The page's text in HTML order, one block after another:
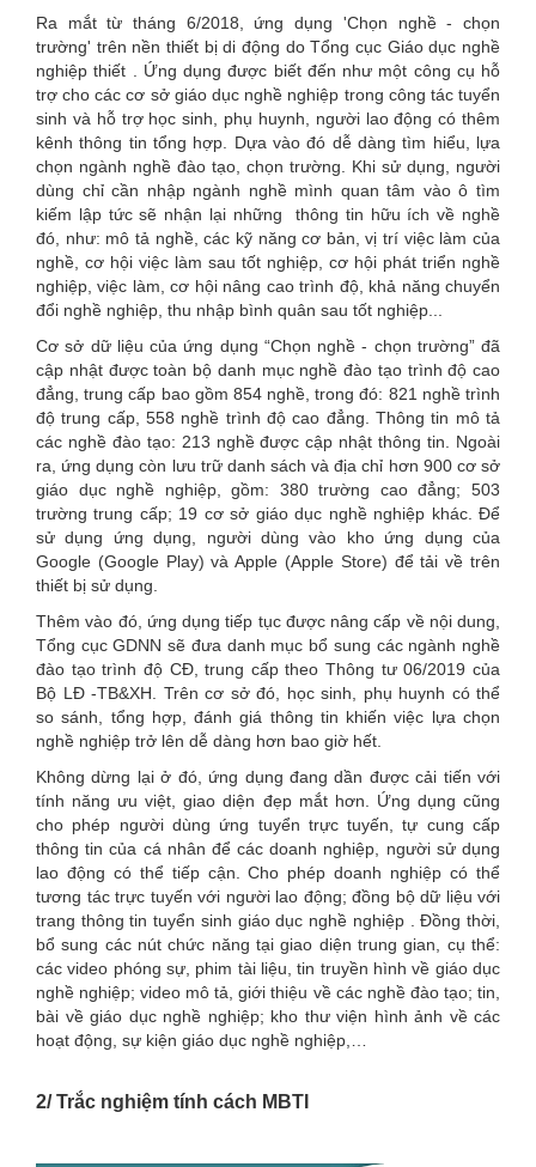
Ra mắt từ tháng 6/2018, ứng dụng 'Chọn nghề - chọn
trường' trên nền thiết bị di động do Tổng cục Giáo dục nghề
nghiệp thiết . Ứng dụng được biết đến như một công cụ hỗ
trợ cho các cơ sở giáo dục nghề nghiệp trong công tác tuyển
sinh và hỗ trợ học sinh, phụ huynh, người lao động có thêm
kênh thông tin tổng hợp. Dựa vào đó dễ dàng tìm hiểu, lựa
chọn ngành nghề đào tạo, chọn trường. Khi sử dụng, người
dùng chỉ cần nhập ngành nghề mình quan tâm vào ô tìm
kiếm lập tức sẽ nhận lại những thông tin hữu ích về nghề
đó, như: mô tả nghề, các kỹ năng cơ bản, vị trí việc làm của
nghề, cơ hội việc làm sau tốt nghiệp, cơ hội phát triển nghề
nghiệp, việc làm, cơ hội nâng cao trình độ, khả năng chuyển
đổi nghề nghiệp, thu nhập bình quân sau tốt nghiệp...
Cơ sở dữ liệu của ứng dụng “Chọn nghề - chọn trường” đã
cập nhật được toàn bộ danh mục nghề đào tạo trình độ cao
đẳng, trung cấp bao gồm 854 nghề, trong đó: 821 nghề trình
độ trung cấp, 558 nghề trình độ cao đẳng. Thông tin mô tả
các nghề đào tạo: 213 nghề được cập nhật thông tin. Ngoài
ra, ứng dụng còn lưu trữ danh sách và địa chỉ hơn 900 cơ sở
giáo dục nghề nghiệp, gồm: 380 trường cao đẳng; 503
trường trung cấp; 19 cơ sở giáo dục nghề nghiệp khác. Để
sử dụng ứng dụng, người dùng vào kho ứng dụng của
Google (Google Play) và Apple (Apple Store) để tải về trên
thiết bị sử dụng.
Thêm vào đó, ứng dụng tiếp tục được nâng cấp về nội dung,
Tổng cục GDNN sẽ đưa danh mục bổ sung các ngành nghề
đào tạo trình độ CĐ, trung cấp theo Thông tư 06/2019 của
Bộ LĐ -TB&XH. Trên cơ sở đó, học sinh, phụ huynh có thể
so sánh, tổng hợp, đánh giá thông tin khiến việc lựa chọn
nghề nghiệp trở lên dễ dàng hơn bao giờ hết.
Không dừng lại ở đó, ứng dụng đang dần được cải tiến với
tính năng ưu việt, giao diện đẹp mắt hơn. Ứng dụng cũng
cho phép người dùng ứng tuyển trực tuyến, tự cung cấp
thông tin của cá nhân để các doanh nghiệp, người sử dụng
lao động có thể tiếp cận. Cho phép doanh nghiệp có thể
tương tác trực tuyến với người lao động; đồng bộ dữ liệu với
trang thông tin tuyển sinh giáo dục nghề nghiệp . Đồng thời,
bổ sung các nút chức năng tại giao diện trung gian, cụ thể:
các video phóng sự, phim tài liệu, tin truyền hình về giáo dục
nghề nghiệp; video mô tả, giới thiệu về các nghề đào tạo; tin,
bài về giáo dục nghề nghiệp; kho thư viện hình ảnh về các
hoạt động, sự kiện giáo dục nghề nghiệp,…
2/ Trắc nghiệm tính cách MBTI